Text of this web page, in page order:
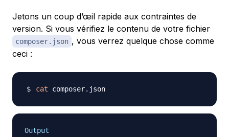
Jetons un coup d’œil rapide aux contraintes de
version. Si vous vérifiez le contenu de votre fichier
composer.json , vous verrez quelque chose comme
ceci :
cat
Output